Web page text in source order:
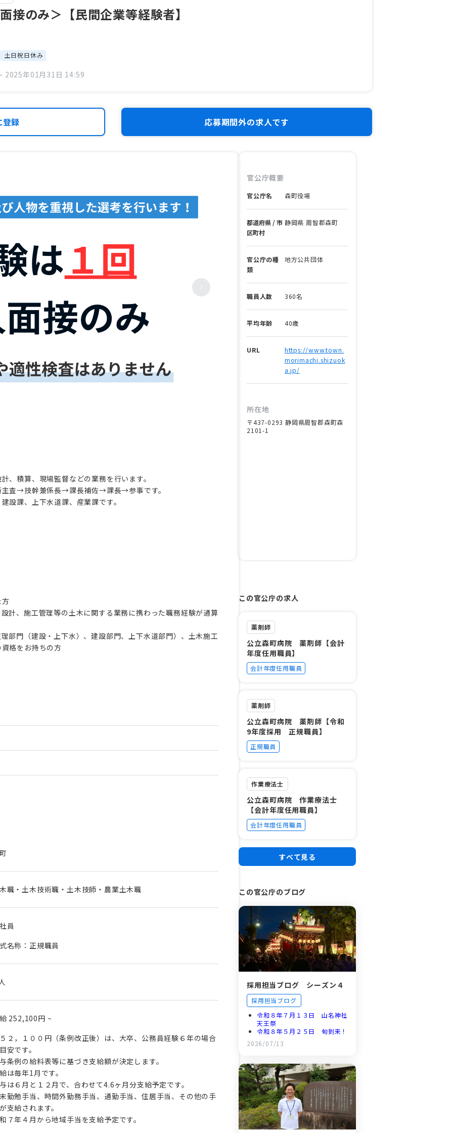
接のみ＞【民間企業等経験者】
土日祝日休み
2025年01月31日 14:59
応募期間外の求人です
登録
、積算、現場監督などの業務を行います。
査→技幹兼係長→課長補佐→課長→参事です。
設課、上下水道課、産業課です。
計、施工管理等の土木に関する業務に携わった職務経験が通算
部門（建設・上下水）、建設部門、上下水道部門）、土木施工
格をお持ちの方
職・土木技術職・土木技師・農業土木職
員
名称：正規職員
252,100円 ~
２，１００円（条例改正後）は、大卒、公務員経験６年の場合
安です。
条例の給料表等に基づき支給額が決定します。
は毎年1月です。
は６月と１２月で、合わせて4.6ヶ月分支給予定です。
勤勉手当、時間外勤務手当、通勤手当、住居手当、その他の手
支給されます。
７年４月から地域手当を支給予定です。
官公庁概要
官公庁名 森町役場
都道府県 / 市
区町村
静岡県 周智郡森町
官公庁の種
類
地方公共団体
職員人数 360名
平均年齢 40歳
URL
https://www.town.
morimachi.shizuok
a.jp/
所在地
〒437-0293 静岡県周智郡森町森
2101-1
この官公庁の求人
薬剤師
公立森町病院 薬剤師【会計
年度任用職員】
会計年度任用職員
薬剤師
公立森町病院 薬剤師【令和
9年度採用 正規職員】
正規職員
作業療法士
公立森町病院 作業療法士
【会計年度任用職員】
会計年度任用職員
すべて見る
この官公庁のブログ
採用担当ブログ シーズン４
採用担当ブログ
令和８年７月１３日 山名神社
天王祭
令和８年５月２５日 旬到来！
森のとうもろこし
令和８年５月１１日 新…
職員研修プログラム
令和８年４月２日 新年度スタ
ート！
2026/07/13